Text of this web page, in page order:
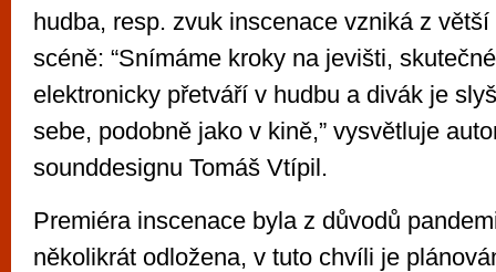
hudba, resp. zvuk inscenace vzniká z
scéně: “Snímáme kroky na jevišti,
elektronicky přetváří v hudbu a divák je
sebe, podobně jako v kině,” vysvětluje
sounddesignu Tomáš Vtípil.
Premiéra inscenace byla z důvodů
několikrát odložena, v tuto chvíli je